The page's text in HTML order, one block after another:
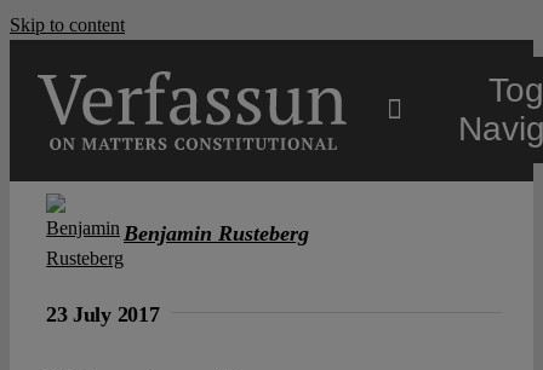
Skip to content
Benjamin Rusteberg
23 July 2017